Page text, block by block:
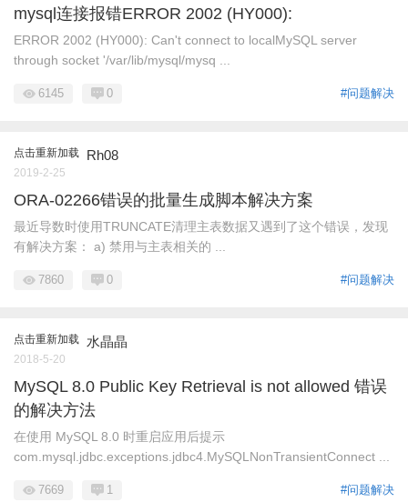
mysql连接报错ERROR 2002 (HY000):
ERROR 2002 (HY000): Can't connect to localMySQL server
through socket '/var/lib/mysql/mysq ...
#问题解决
6145 0
点击重新加载 Rh08
2019-2-25
ORA-02266错误的批量生成脚本解决方案
最近导数时使用TRUNCATE清理主表数据又遇到了这个错误，发现
有解决方案： a) 禁用与主表相关的 ...
#问题解决
7860 0
点击重新加载 水晶晶
2018-5-20
MySQL 8.0 Public Key Retrieval is not allowed 错误
的解决方法
在使用 MySQL 8.0 时重启应用后提示
com.mysql.jdbc.exceptions.jdbc4.MySQLNonTransientConnect ...
#问题解决
7669 1